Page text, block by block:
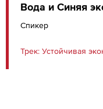
Вода и Синяя
Спикер
Трек: Устойчивая